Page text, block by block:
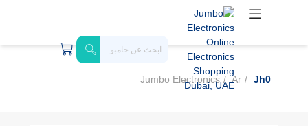
Jumbo Electronics Ar Jh0